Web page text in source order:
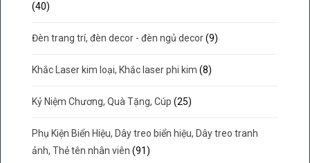
(40)
Đèn trang trí, đèn decor - đèn ngủ decor (9)
Khắc Laser kim loại, Khắc laser phi kim (8)
Kỷ Niệm Chương, Quà Tặng, Cúp (25)
Phụ Kiện Biển Hiệu, Dây treo biển hiệu, Dây treo tranh
ảnh, Thẻ tên nhân viên (91)